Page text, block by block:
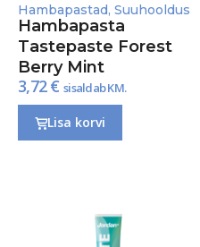
Hambapastad, Suuhooldus
Hambapasta
Tastepaste Forest
Berry Mint
3,72€ sisaldab KM.
Lisa korvi